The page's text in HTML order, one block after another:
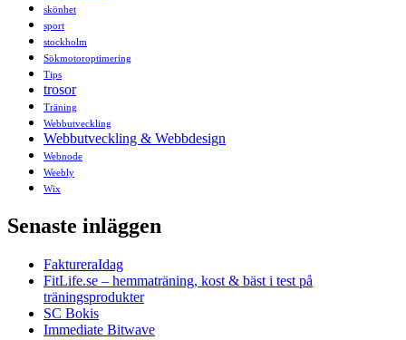
skönhet
sport
stockholm
Sökmotoroptimering
Tips
trosor
Träning
Webbutveckling
Webbutveckling & Webbdesign
Webnode
Weebly
Wix
Senaste inläggen
FaktureraIdag
FitLife.se – hemmaträning, kost & bäst i test på
träningsprodukter
SC Bokis
Immediate Bitwave